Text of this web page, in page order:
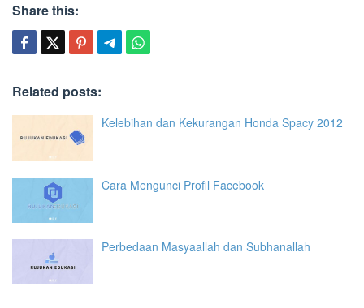
Share this:
Related posts:
Kelebihan dan Kekurangan Honda Spacy 2012
Cara Mengunci Profil Facebook
Perbedaan Masyaallah dan Subhanallah